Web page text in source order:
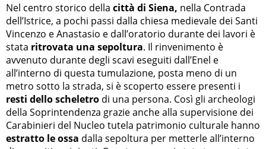
Nel centro storico della città di Siena, nella Contrada
dell’Istrice, a pochi passi dalla chiesa medievale dei Santi
Vincenzo e Anastasio e dall’oratorio durante dei lavori è
stata ritrovata una sepoltura. Il rinvenimento è
avvenuto durante degli scavi eseguiti dall’Enel e
all’interno di questa tumulazione, posta meno di un
metro sotto la strada, si è scoperto essere presenti i
resti dello scheletro di una persona. Così gli archeologi
della Soprintendenza grazie anche alla supervisione dei
Carabinieri del Nucleo tutela patrimonio culturale hanno
estratto le ossa dalla sepoltura per metterle all’interno